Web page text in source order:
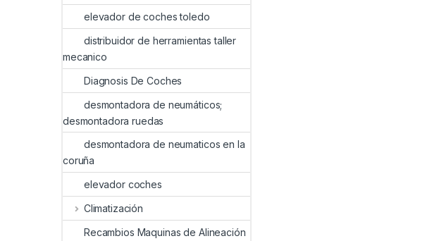
elevador de coches toledo
distribuidor de herramientas taller
mecanico
Diagnosis De Coches
desmontadora de neumáticos;
desmontadora ruedas
desmontadora de neumaticos en la
coruña
elevador coches
Climatización
Recambios Maquinas de Alineación